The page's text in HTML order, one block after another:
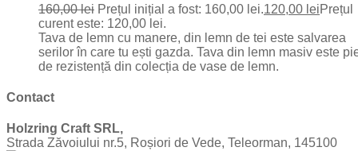
160,00lei Prețul inițial a fost: 160,00 lei.120,00 leiPrețul
curent este: 120,00 lei.
Tava de lemn cu manere, din lemn de tei este salvarea
serilor în care tu ești gazda. Tava din lemn masiv este
de rezistență din colecția de vase de lemn.
Contact
Holzring Craft SRL,
Strada Zăvoiului nr.5, Roșiori de Vede, Teleorman, 145100